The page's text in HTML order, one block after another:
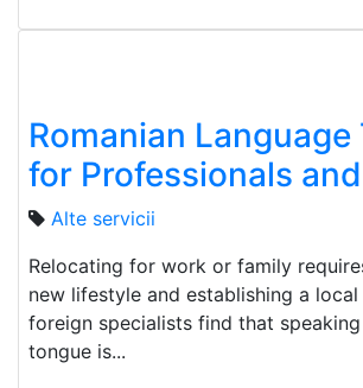
Romanian Language
for Professionals
Alte servicii
Relocating for work or family
new lifestyle and establishing a
foreign specialists find that
tongue is...